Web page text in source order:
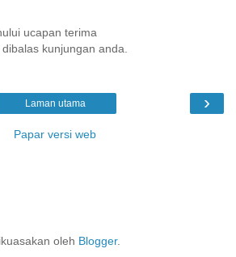
ucapan terima
kunjungan anda.
›
Laman utama
Papar versi web
oleh Blogger.